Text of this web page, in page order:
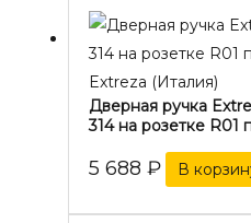
Extreza (Италия)
Дверная ручка
314 на розетке
5 688 ₽ В